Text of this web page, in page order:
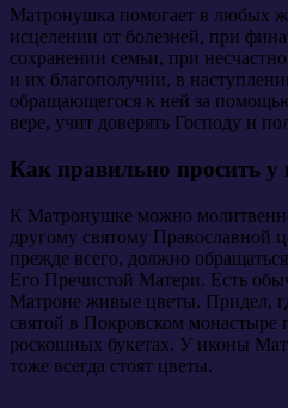
Матронушка помогает в любых
исцелении от болезней, при
сохранении семьи, при
и их благополучии, в
обращающегося к ней за
вере, учит доверять Господу и
Как правильно просить у
К Матронушке можно
другому святому Православной
прежде всего, должно
Его Пречистой Матери. Есть
Матроне живые цветы. Придел,
святой в Покровском монастыре
роскошных букетах. У иконы
тоже всегда стоят цветы.